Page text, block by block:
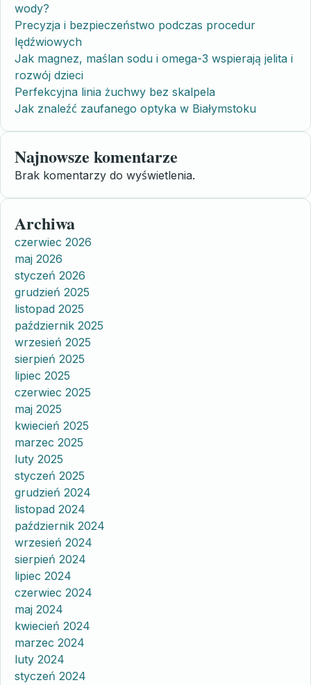
wody?
Precyzja i bezpieczeństwo podczas procedur
lędźwiowych
Jak magnez, maślan sodu i omega-3 wspierają jelita i
rozwój dzieci
Perfekcyjna linia żuchwy bez skalpela
Jak znaleźć zaufanego optyka w Białymstoku
Najnowsze komentarze
Brak komentarzy do wyświetlenia.
Archiwa
czerwiec 2026
maj 2026
styczeń 2026
grudzień 2025
listopad 2025
październik 2025
wrzesień 2025
sierpień 2025
lipiec 2025
czerwiec 2025
maj 2025
kwiecień 2025
marzec 2025
luty 2025
styczeń 2025
grudzień 2024
listopad 2024
październik 2024
wrzesień 2024
sierpień 2024
lipiec 2024
czerwiec 2024
maj 2024
kwiecień 2024
marzec 2024
luty 2024
styczeń 2024